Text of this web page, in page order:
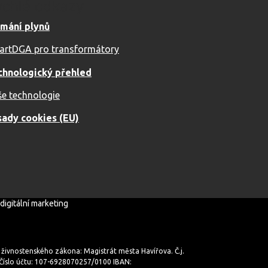
plynů
pro transformátory
přehled
technologie
cookies (EU)
marketing
zákona: Magistrát města Havířova. Č.j.
účtu: 107-6928070257/0100 IBAN: